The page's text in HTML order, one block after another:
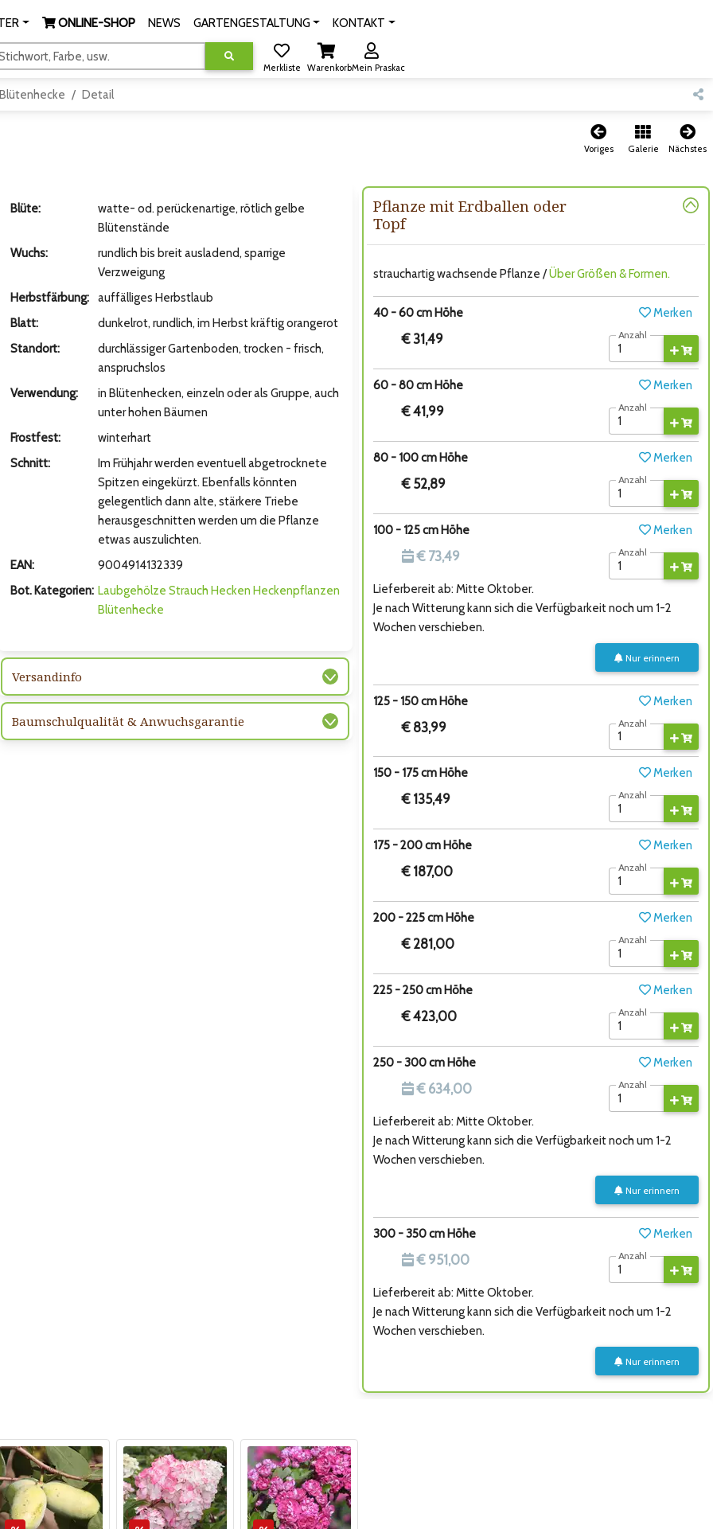
ONLINE-SHOP NEWS GARTENGESTALTUNG KONTAKT
Farbe, usw.
Merkliste WarenkorbMein Praskac
Blütenhecke Detail
Voriges Galerie Nächstes
Bild
Bild
Pflanze mit Erdballen oder
Topf
strauchartig wachsende Pflanze /Über Größen & Formen.
40 - 60 cm Höhe Merken
€ 31,49 Anzahl
60 - 80 cm Höhe Merken
€ 41,99 Anzahl
80 - 100 cm Höhe Merken
€ 52,89 Anzahl
100 - 125 cm Höhe Merken
€ 73,49 Anzahl
Lieferbereit ab: Mitte Oktober.
Je nach Witterung kann sich die Verfügbarkeit noch um 1-2
Wochen verschieben.
Nur erinnern
125 - 150 cm Höhe Merken
€ 83,99 Anzahl
150 - 175 cm Höhe Merken
€ 135,49 Anzahl
175 - 200 cm Höhe Merken
€ 187,00 Anzahl
200 - 225 cm Höhe Merken
€ 281,00 Anzahl
225 - 250 cm Höhe Merken
€ 423,00 Anzahl
250 - 300 cm Höhe Merken
€ 634,00 Anzahl
Lieferbereit ab: Mitte Oktober.
Je nach Witterung kann sich die Verfügbarkeit noch um 1-2
Wochen verschieben.
Nur erinnern
300 - 350 cm Höhe Merken
€ 951,00 Anzahl
Lieferbereit ab: Mitte Oktober.
Je nach Witterung kann sich die Verfügbarkeit noch um 1-2
Wochen verschieben.
Nur erinnern
Blüte:
watte- od. perückenartige, rötlich gelbe
Blütenstände
Wuchs:
rundlich bis breit ausladend, sparrige
Verzweigung
Herbstfärbung:
auffälliges Herbstlaub
Blatt:
dunkelrot, rundlich, im Herbst kräftig orangerot
Standort:
durchlässiger Gartenboden, trocken - frisch,
anspruchslos
Verwendung:
in Blütenhecken, einzeln oder als Gruppe, auch
unter hohen Bäumen
Frostfest:
winterhart
Schnitt:
Im Frühjahr werden eventuell abgetrocknete
Spitzen eingekürzt. Ebenfalls könnten
gelegentlich dann alte, stärkere Triebe
herausgeschnitten werden um die Pflanze
etwas auszulichten.
EAN:
9004914132339
Bot. Kategorien: Laubgehölze Strauch Hecken Heckenpflanzen
Blütenhecke
Versandinfo
Baumschulqualität & Anwuchsgarantie